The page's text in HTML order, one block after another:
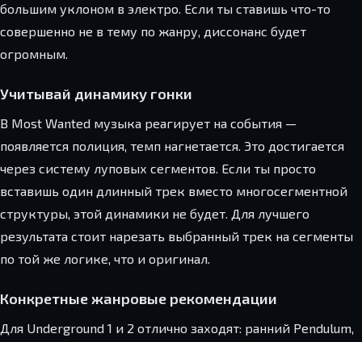
большим уклоном в электро. Если ты ставишь что-то
совершенно не в тему по жанру, диссонанс будет
огромным.
Учитывай динамику гонки
В Most Wanted музыка реагирует на события —
появляется полиция, темп нагнетается. Это достигается
через систему луповых сегментов. Если ты просто
вставишь один длинный трек вместо многосегментной
структуры, этой динамики не будет. Для лучшего
результата стоит нарезать выбранный трек на сегменты
по той же логике, что и оригинал.
Конкретные жанровые рекомендации
Для Underground 1 и 2 отлично заходят: ранний Pendulum,